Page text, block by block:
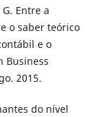
G. Entre a
o saber teórico
e o
Business
2015.
do nível